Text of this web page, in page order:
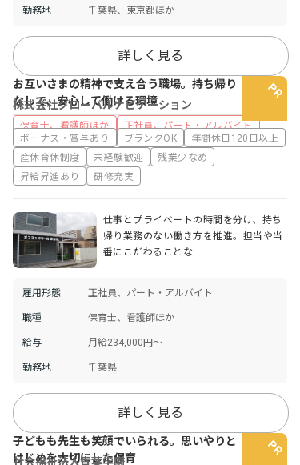
勤務地 千葉県、東京都ほか
詳しく見る
株式会社グローバルナビゲーション
保育士、看護師ほか 正社員、パート・アルバイト
お互いさまの精神で支え合う職場。持ち帰り
なしで、安心して働ける環境
ボーナス・賞与あり ブランクOK
年間休日120日以上
産休育休制度
未経験歓迎
残業少なめ
昇給昇進あり
研修充実
仕事とプライベートの時間を分け、持ち
帰り業務のない働き方を推進。担当や当
番にこだわることな…
雇用形態 正社員、パート・アルバイト
職種 保育士、看護師ほか
給与 月給234,000円〜
勤務地 千葉県
詳しく見る
社会福祉法人青葉学園
子どもも先生も笑顔でいられる。思いやりと
けじめを大切にした保育